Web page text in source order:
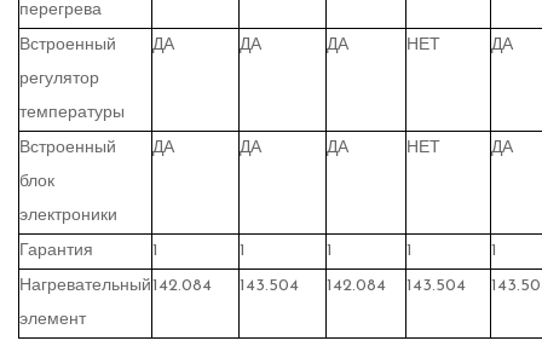
перегрева
Встроенный
регулятор
температуры
ДА ДА ДА НЕТ ДА
Встроенный
блок
электроники
ДА ДА ДА НЕТ ДА
Гарантия 1 1 1 1
1
Нагревательный
элемент
142.084 143.504 142.084 143.504